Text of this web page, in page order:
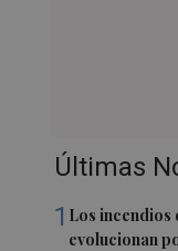
Últimas
1 Los incendios
evolucionan